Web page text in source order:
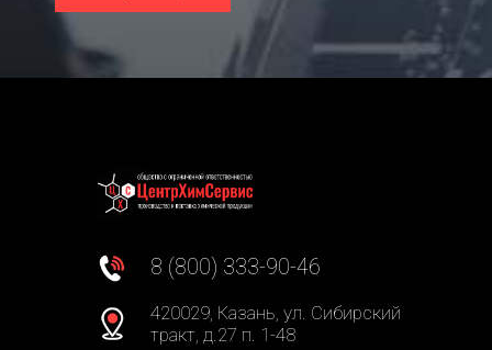
8 (800) 333-90-46
420029, Казань, ул. Сибирский
тракт, д.27 п. 1-48